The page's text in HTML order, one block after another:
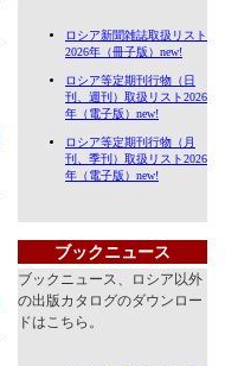
ブックニュース
ブックニュース、ロシア以外
の出版カタログのダウンロー
ドはこちら。